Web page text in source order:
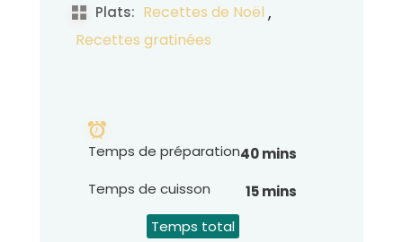
Plats: Recettes de Noël ,
Recettes gratinées
Temps de préparation40 mins
Temps de cuisson
15 mins
Temps total